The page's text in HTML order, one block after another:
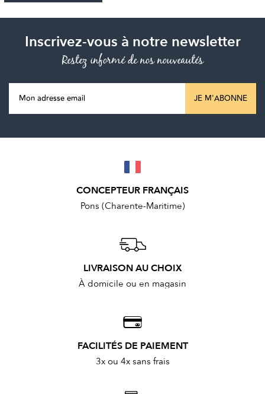
Inscrivez-vous à notre newsletter
Restez informé de nos nouveautés
JE M'ABONNE
CONCEPTEUR FRANÇAIS
Pons (Charente-Maritime)
LIVRAISON AU CHOIX
À domicile ou en magasin
FACILITÉS DE PAIEMENT
3x ou 4x sans frais